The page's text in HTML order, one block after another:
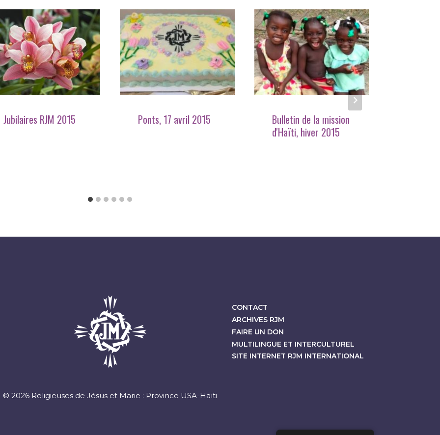
Jubilaires RJM 2015 Ponts, 17 avril 2015
Bulletin de la mission
d'Haïti, hiver 2015
CONTACT
ARCHIVES RJM
FAIRE UN DON
MULTILINGUE ET INTERCULTUREL
SITE INTERNET RJM INTERNATIONAL
© 2026 Religieuses de Jésus et Marie : Province USA-Haïti